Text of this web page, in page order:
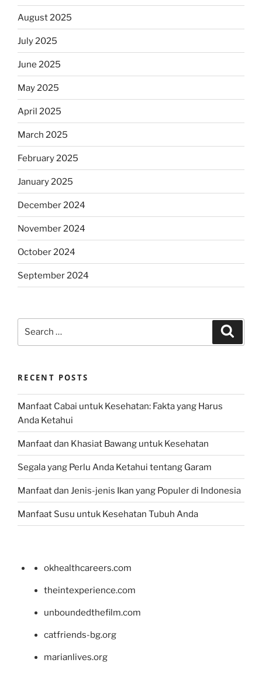
August 2025
July 2025
June 2025
May 2025
April 2025
March 2025
February 2025
January 2025
December 2024
November 2024
October 2024
September 2024
RECENT POSTS
Manfaat Cabai untuk Kesehatan: Fakta yang Harus
Anda Ketahui
Manfaat dan Khasiat Bawang untuk Kesehatan
Segala yang Perlu Anda Ketahui tentang Garam
Manfaat dan Jenis-jenis Ikan yang Populer di Indonesia
Manfaat Susu untuk Kesehatan Tubuh Anda
okhealthcareers.com
theintexperience.com
unboundedthefilm.com
catfriends-bg.org
marianlives.org